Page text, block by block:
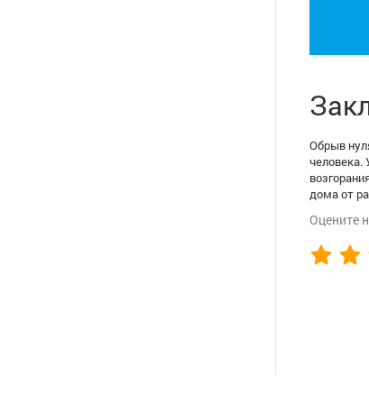
Обрыв
человека.
дома от
Оцените